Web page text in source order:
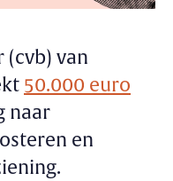
(cvb) van
50.000 euro
naar
en